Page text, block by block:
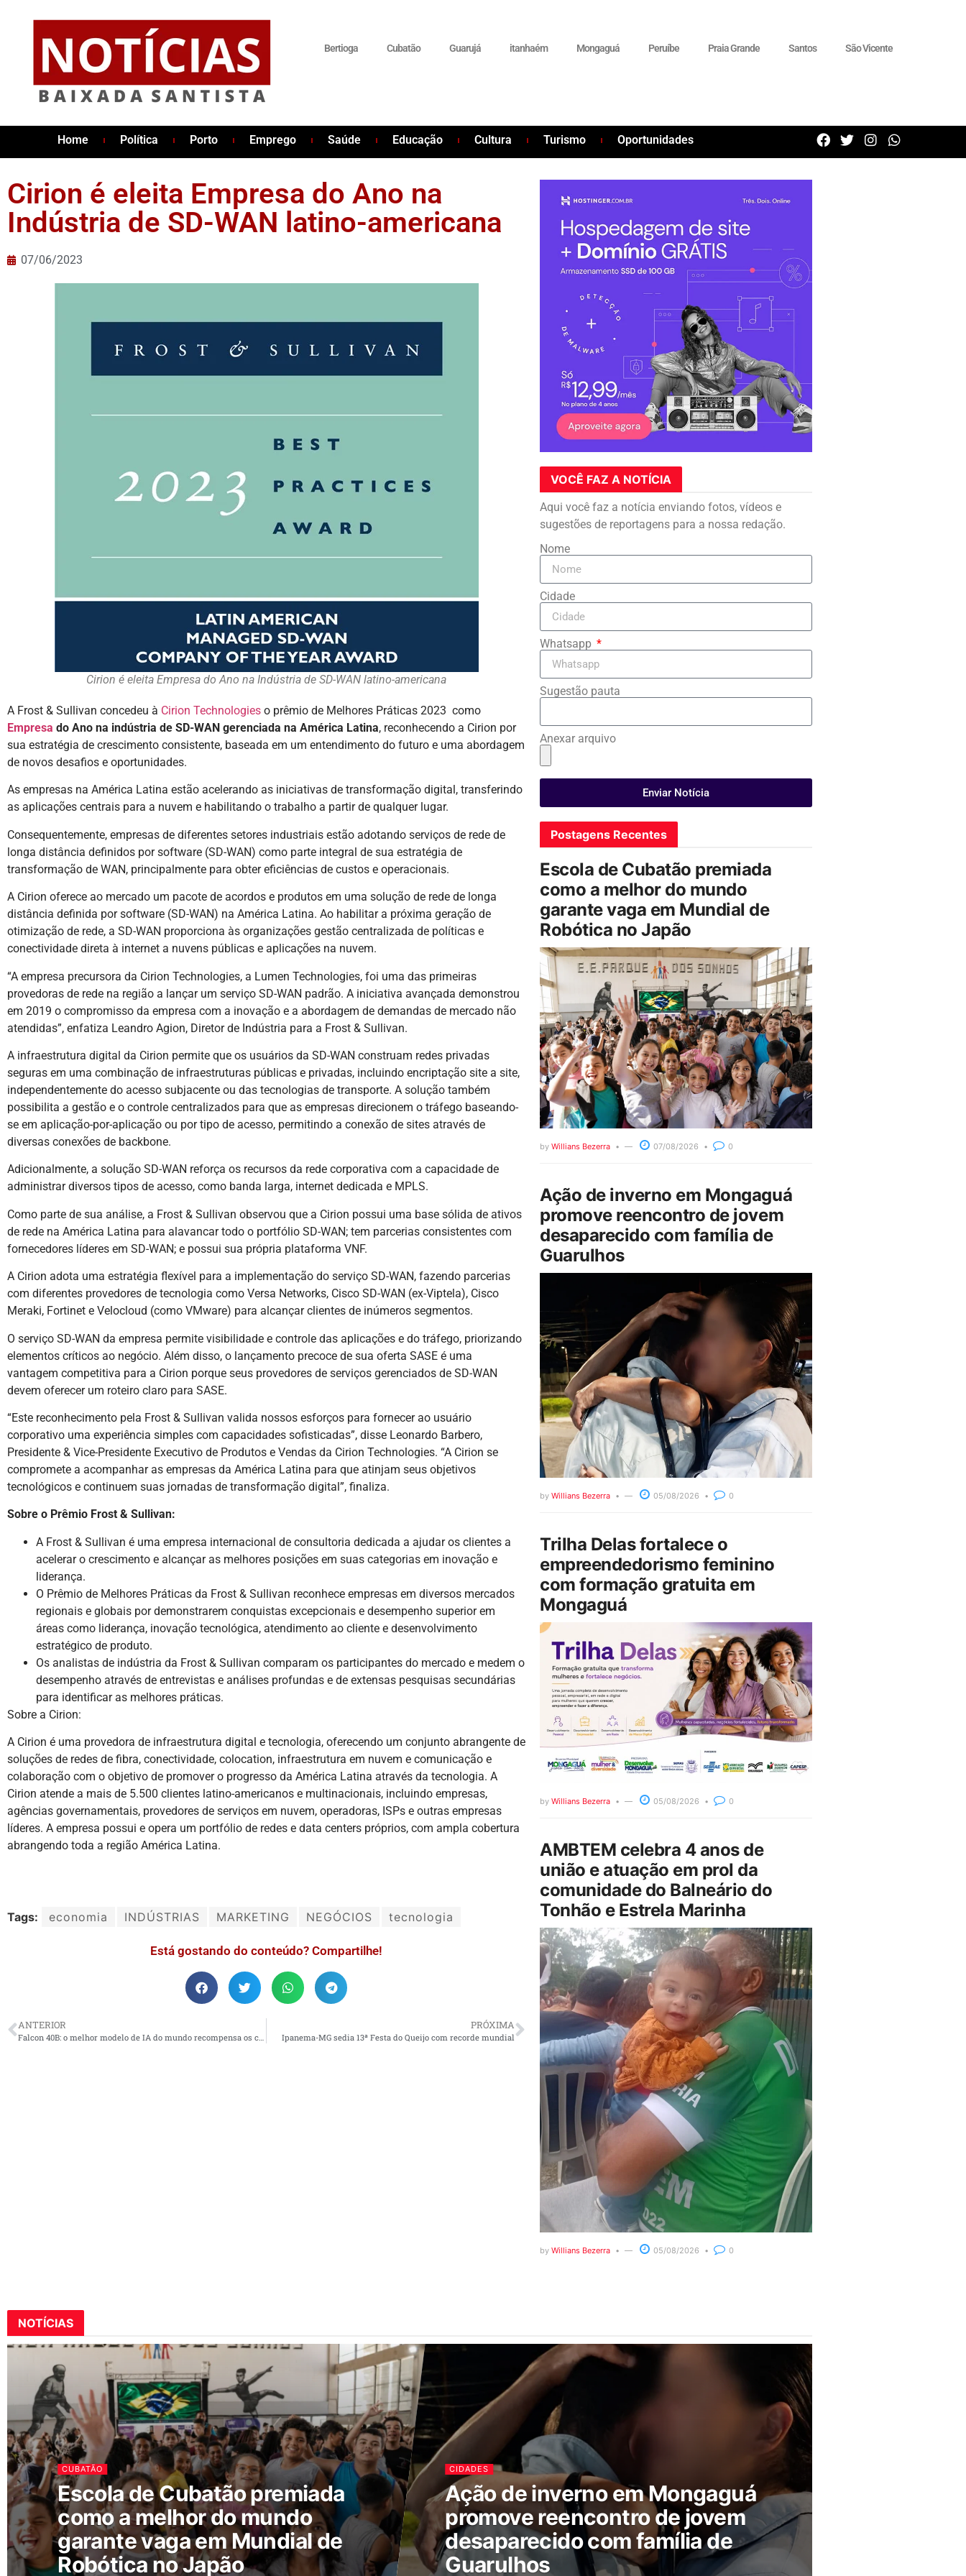
Bertioga Cubatão Guarujá itanhaém Mongaguá Peruíbe Praia Grande Santos São Vicente
Home Política Porto Emprego Saúde Educação Cultura Turismo Oportunidades
Cirion é eleita Empresa do Ano na
Indústria de SD-WAN latino-americana
07/06/2023
Cirion é eleita Empresa do Ano na Indústria de SD-WAN latino-americana
A Frost & Sullivan concedeu à Cirion Technologies o prêmio de Melhores Práticas 2023 como
Empresa do Ano na indústria de SD-WAN gerenciada na América Latina, reconhecendo a Cirion por
sua estratégia de crescimento consistente, baseada em um entendimento do futuro e uma abordagem
de novos desafios e oportunidades.
As empresas na América Latina estão acelerando as iniciativas de transformação digital, transferindo
as aplicações centrais para a nuvem e habilitando o trabalho a partir de qualquer lugar.
Consequentemente, empresas de diferentes setores industriais estão adotando serviços de rede de
longa distância definidos por software (SD-WAN) como parte integral de sua estratégia de
transformação de WAN, principalmente para obter eficiências de custos e operacionais.
A Cirion oferece ao mercado um pacote de acordos e produtos em uma solução de rede de longa
distância definida por software (SD-WAN) na América Latina. Ao habilitar a próxima geração de
otimização de rede, a SD-WAN proporciona às organizações gestão centralizada de políticas e
conectividade direta à internet a nuvens públicas e aplicações na nuvem.
“A empresa precursora da Cirion Technologies, a Lumen Technologies, foi uma das primeiras
provedoras de rede na região a lançar um serviço SD-WAN padrão. A iniciativa avançada demonstrou
em 2019 o compromisso da empresa com a inovação e a abordagem de demandas de mercado não
atendidas”, enfatiza Leandro Agion, Diretor de Indústria para a Frost & Sullivan.
A infraestrutura digital da Cirion permite que os usuários da SD-WAN construam redes privadas
seguras em uma combinação de infraestruturas públicas e privadas, incluindo encriptação site a site,
independentemente do acesso subjacente ou das tecnologias de transporte. A solução também
possibilita a gestão e o controle centralizados para que as empresas direcionem o tráfego baseando-
se em aplicação-por-aplicação ou por tipo de acesso, permitindo a conexão de sites através de
diversas conexões de backbone.
Adicionalmente, a solução SD-WAN reforça os recursos da rede corporativa com a capacidade de
administrar diversos tipos de acesso, como banda larga, internet dedicada e MPLS.
Como parte de sua análise, a Frost & Sullivan observou que a Cirion possui uma base sólida de ativos
de rede na América Latina para alavancar todo o portfólio SD-WAN; tem parcerias consistentes com
fornecedores líderes em SD-WAN; e possui sua própria plataforma VNF.
A Cirion adota uma estratégia flexível para a implementação do serviço SD-WAN, fazendo parcerias
com diferentes provedores de tecnologia como Versa Networks, Cisco SD-WAN (ex-Viptela), Cisco
Meraki, Fortinet e Velocloud (como VMware) para alcançar clientes de inúmeros segmentos.
O serviço SD-WAN da empresa permite visibilidade e controle das aplicações e do tráfego, priorizando
elementos críticos ao negócio. Além disso, o lançamento precoce de sua oferta SASE é uma
vantagem competitiva para a Cirion porque seus provedores de serviços gerenciados de SD-WAN
devem oferecer um roteiro claro para SASE.
“Este reconhecimento pela Frost & Sullivan valida nossos esforços para fornecer ao usuário
corporativo uma experiência simples com capacidades sofisticadas”, disse Leonardo Barbero,
Presidente & Vice-Presidente Executivo de Produtos e Vendas da Cirion Technologies. “A Cirion se
compromete a acompanhar as empresas da América Latina para que atinjam seus objetivos
tecnológicos e continuem suas jornadas de transformação digital”, finaliza.
Sobre o Prêmio Frost & Sullivan:
A Frost & Sullivan é uma empresa internacional de consultoria dedicada a ajudar os clientes a
acelerar o crescimento e alcançar as melhores posições em suas categorias em inovação e
liderança.
O Prêmio de Melhores Práticas da Frost & Sullivan reconhece empresas em diversos mercados
regionais e globais por demonstrarem conquistas excepcionais e desempenho superior em
áreas como liderança, inovação tecnológica, atendimento ao cliente e desenvolvimento
estratégico de produto.
Os analistas de indústria da Frost & Sullivan comparam os participantes do mercado e medem o
desempenho através de entrevistas e análises profundas e de extensas pesquisas secundárias
para identificar as melhores práticas.
Sobre a Cirion:
A Cirion é uma provedora de infraestrutura digital e tecnologia, oferecendo um conjunto abrangente de
soluções de redes de fibra, conectividade, colocation, infraestrutura em nuvem e comunicação e
colaboração com o objetivo de promover o progresso da América Latina através da tecnologia. A
Cirion atende a mais de 5.500 clientes latino-americanos e multinacionais, incluindo empresas,
agências governamentais, provedores de serviços em nuvem, operadoras, ISPs e outras empresas
líderes. A empresa possui e opera um portfólio de redes e data centers próprios, com ampla cobertura
abrangendo toda a região América Latina.
Tags: economia INDÚSTRIAS MARKETING NEGÓCIOS tecnologia
Está gostando do conteúdo? Compartilhe!
ANTERIOR PRÓXIMA
Ipanema-MG sedia 13ª Festa do Queijo com recorde mundial
VOCÊ FAZ A NOTÍCIA
Aqui você faz a notícia enviando fotos, vídeos e
sugestões de reportagens para a nossa redação.
Nome
Cidade
Whatsapp
Sugestão pauta
Anexar arquivo
Enviar Notícia
Postagens Recentes
Escola de Cubatão premiada
como a melhor do mundo
garante vaga em Mundial de
Robótica no Japão
by Willians Bezerra 07/08/2026 0
Ação de inverno em Mongaguá
promove reencontro de jovem
desaparecido com família de
Guarulhos
by Willians Bezerra 05/08/2026 0
Trilha Delas fortalece o
empreendedorismo feminino
com formação gratuita em
Mongaguá
by Willians Bezerra 05/08/2026 0
AMBTEM celebra 4 anos de
união e atuação em prol da
comunidade do Balneário do
Tonhão e Estrela Marinha
by Willians Bezerra 05/08/2026 0
NOTÍCIAS
CUBATÃO
Escola de Cubatão premiada
como a melhor do mundo
garante vaga em Mundial de
Robótica no Japão
CIDADES
Ação de inverno em Mongaguá
promove reencontro de jovem
desaparecido com família de
Guarulhos